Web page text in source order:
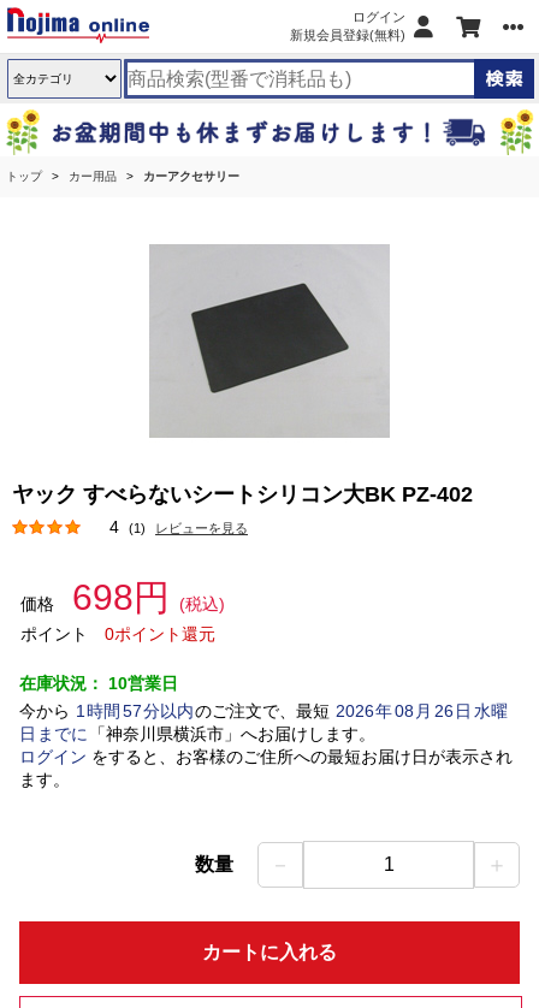
ログイン
新規会員登録(無料)
トップ カー用品 カーアクセサリー
ヤック すべらないシートシリコン大BK PZ-402
4 (1) レビューを見る
価格 698円
(税込)
ポイント
0ポイント還元
在庫状況： 10営業日
今から 1 時間 57分以内のご注文で、最短 2026年08 月 26日水曜
日 までに 「神奈川県横浜市」 へお届けします。
ログイン をすると、お客様のご住所への最短お届け日が表示され
ます。
数量 － 1 ＋
カートに入れる